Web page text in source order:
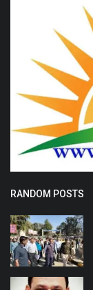
RANDOM POSTS